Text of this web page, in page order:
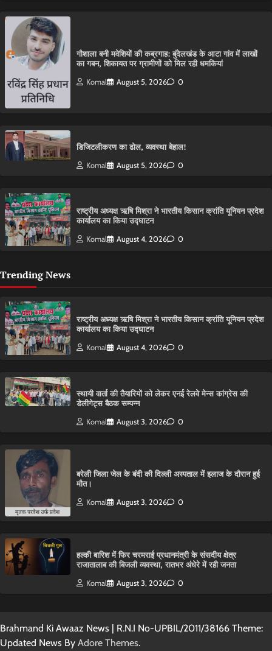
गौशाला बनी मवेशियों की कब्रगाह: बुंदेलखंड के आटा गांव में लाखों
का गबन, शिकायत पर ग्रामीणों को मिल रही धमकियां
Komal August 5, 2026 0
डिजिटलीकरण का ढोल, व्यवस्था बेहाल!
Komal August 5, 2026 0
राष्ट्रीय अध्यक्ष ऋषि मिश्रा ने भारतीय किसान क्रांति यूनियन प्रदेश
कार्यालय का किया उद्घाटन
Komal August 4, 2026 0
Trending News
राष्ट्रीय अध्यक्ष ऋषि मिश्रा ने भारतीय किसान क्रांति यूनियन प्रदेश
कार्यालय का किया उद्घाटन
Komal August 4, 2026 0
स्थायी वार्ता की तैयारियों को लेकर एनई रेलवे मेन्स कांग्रेस की
डेलीगेट्स बैठक सम्पन्न
Komal August 3, 2026 0
बरेली जिला जेल के बंदी की दिल्ली अस्पताल में इलाज के दौरान हुई
मौत।
Komal August 3, 2026 0
हल्की बारिश में फिर चरमराई प्रधानमंत्री के संसदीय क्षेत्र
राजातालाब की बिजली व्यवस्था, रातभर अंधेरे में रही जनता
Komal August 3, 2026 0
Brahmand Ki Awaaz News | R.N.I No-UPBIL/2011/38166 Theme:
Updated News By Adore Themes.